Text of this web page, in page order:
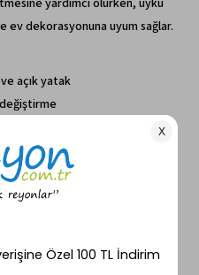
ev dekorasyonuna uyum sağlar.
açık yatak
uygun